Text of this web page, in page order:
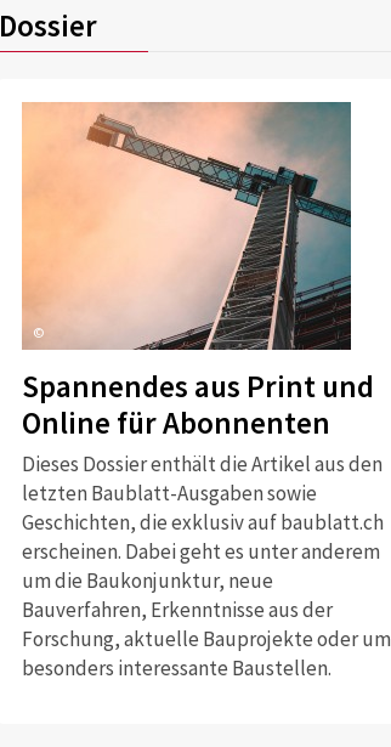
Dossier
©
Spannendes aus Print und
Online für Abonnenten
Dieses Dossier enthält die Artikel aus den
letzten Baublatt-Ausgaben sowie
Geschichten, die exklusiv auf baublatt.ch
erscheinen. Dabei geht es unter anderem
um die Baukonjunktur, neue
Bauverfahren, Erkenntnisse aus der
Forschung, aktuelle Bauprojekte oder um
besonders interessante Baustellen.